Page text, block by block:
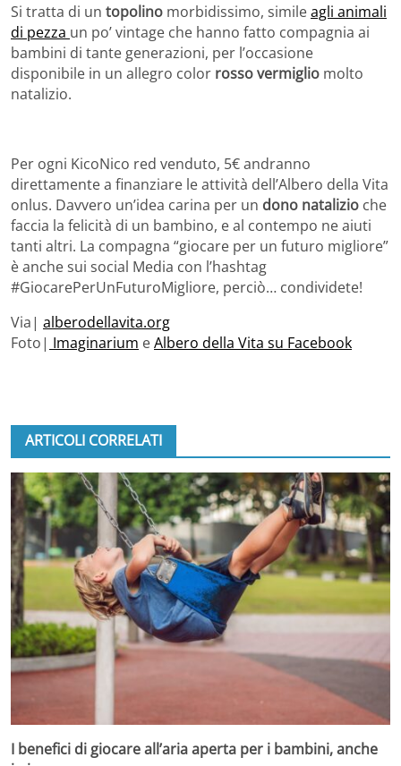
Si tratta di un topolino morbidissimo, simileagli animali
di pezza un po’ vintage che hanno fatto compagnia ai
bambini di tante generazioni, per l’occasione
disponibile in un allegro color rosso vermiglio molto
natalizio.
Per ogni KicoNico red venduto, 5€ andranno
direttamente a finanziare le attività dell’Albero della Vita
onlus. Davvero un’idea carina per un dono natalizio che
faccia la felicità di un bambino, e al contempo ne aiuti
tanti altri. La compagna “giocare per un futuro migliore”
è anche sui social Media con l’hashtag
#GiocarePerUnFuturoMigliore, perciò… condividete!
Via| alberodellavita.org
Foto| Imaginarium eAlbero della Vita su Facebook
ARTICOLI CORRELATI
I benefici di giocare all’aria aperta per i bambini, anche